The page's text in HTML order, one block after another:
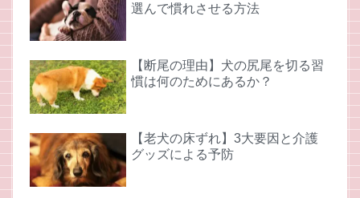
選んで慣れさせる方法
【断尾の理由】犬の尻尾を切る習
慣は何のためにあるか？
【老犬の床ずれ】3大要因と介護
グッズによる予防